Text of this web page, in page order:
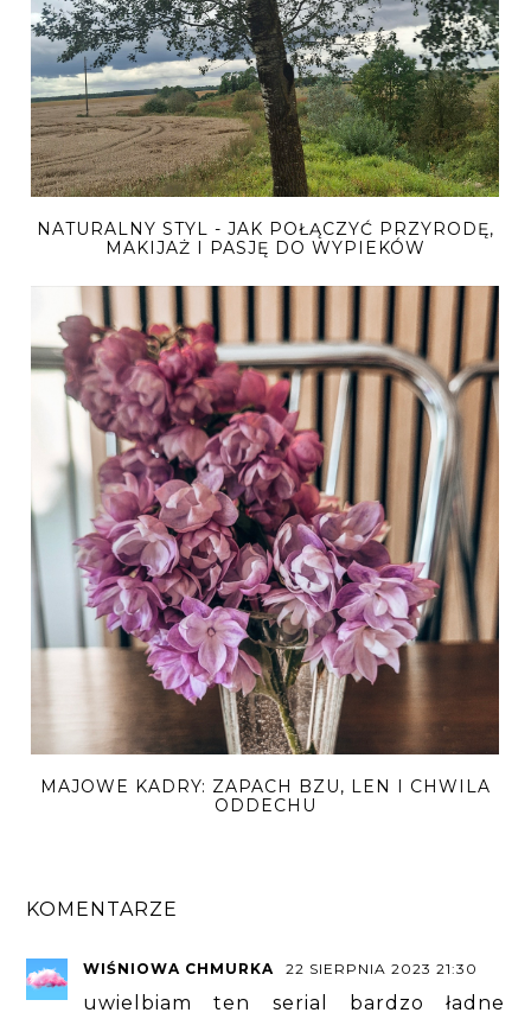
NATURALNY STYL - JAK POŁĄCZYĆ PRZYRODĘ,
MAKIJAŻ I PASJĘ DO WYPIEKÓW
MAJOWE KADRY: ZAPACH BZU, LEN I CHWILA
ODDECHU
KOMENTARZE
WIŚNIOWA CHMURKA 22 SIERPNIA 2023 21:30
uwielbiam ten serial bardzo ładne